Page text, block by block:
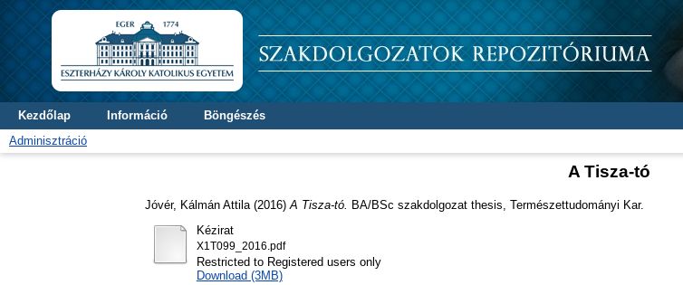
Kezdőlap Információ
Böngészés
Adminisztráció
A Tisza-tó
Jóvér, Kálmán Attila (2016) A Tisza-tó.
BA/BSc szakdolgozat thesis, Természettudományi Kar.
Kézirat
X1T099_2016.pdf
Restricted to Registered users only
Download (3MB)